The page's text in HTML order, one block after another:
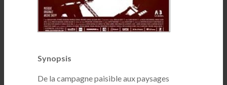
Synopsis
De la campagne paisible aux paysages